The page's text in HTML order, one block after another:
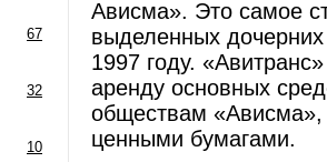
67
32
10
Ависма». Это самое
выделенных
1997 году.
аренду основных
обществам «Ависма»,
ценными бумагами.